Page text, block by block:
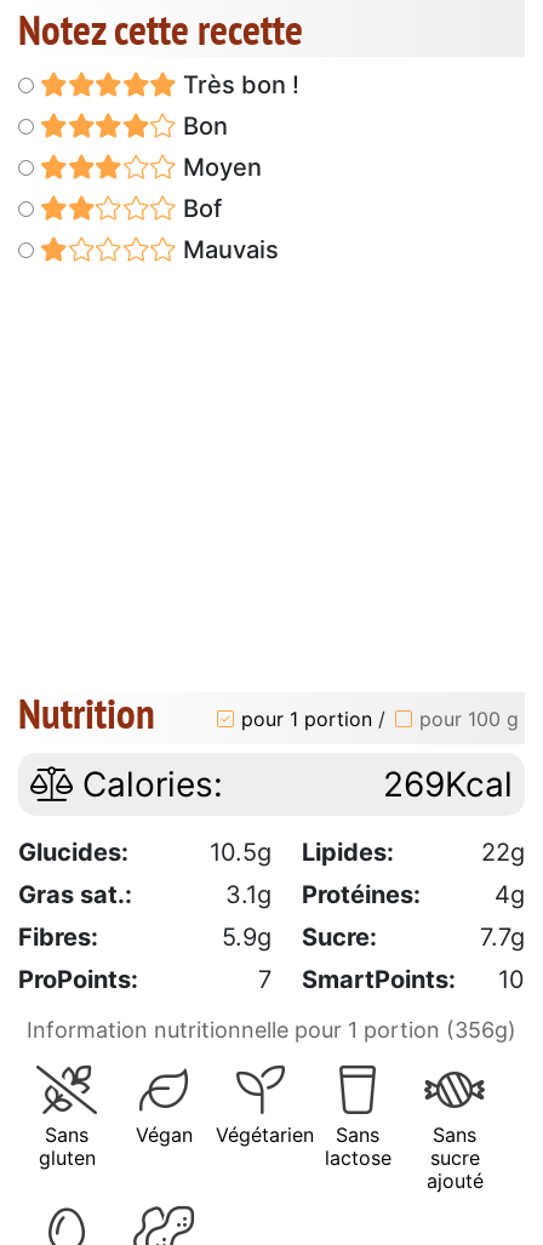
Notez cette recette
Très bon !
Bon
Moyen
Bof
Mauvais
Nutrition pour 1 portion / pour 100 g
Calories: 269Kcal
Glucides: 10.5g Lipides:
22g
Gras sat.:
3.1g Protéines:
4g
Fibres:
5.9g Sucre:
7.7g
ProPoints:
7 SmartPoints: 10
Information nutritionnelle pour 1 portion (356g)
Sans
gluten
Végan Végétarien
Sans
lactose
Sans
sucre
ajouté